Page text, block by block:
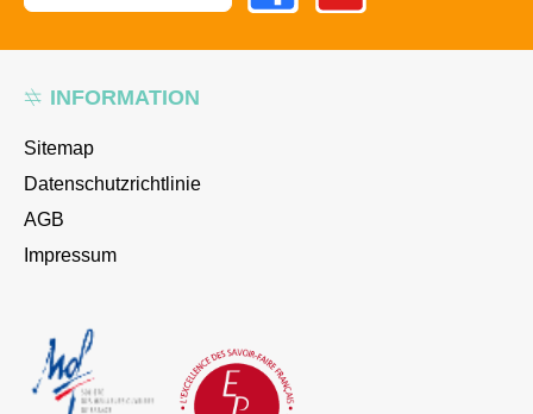
INFORMATION
Sitemap
Datenschutzrichtlinie
AGB
Impressum